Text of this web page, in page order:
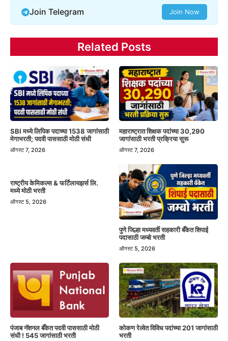
Join Telegram Join Now
Related Posts
SBI मध्ये लिपिक पदाच्या 1538 जागांसाठी
मेगाभरती; पदवी पाससाठी मोठी संधी
ऑगस्ट 7, 2026
महाराष्ट्रात शिक्षक पदांच्या 30,290
जागांसाठी भरती प्रक्रिया सुरू
ऑगस्ट 7, 2026
राष्ट्रीय केमिकल्स & फर्टिलायझर्स लि.
मध्ये मोठी भरती
ऑगस्ट 5, 2026
पुणे जिल्हा मध्यवर्ती सहकारी बँकेत शिपाई
पदासाठी जम्बो भरती
ऑगस्ट 5, 2026
पंजाब नॅशनल बँकेत पदवी पाससाठी मोठी
संधी ! 545 जागांसाठी भरती
कोकण रेल्वेत विविध पदांच्या 201 जागांसाठी
भरती